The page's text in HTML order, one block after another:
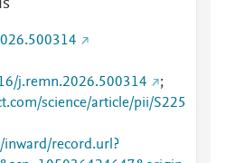
j.remn.2026.500314
;
science/article/pii/S225
inward/record.url?